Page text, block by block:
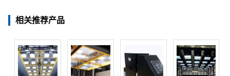
相关推荐产品